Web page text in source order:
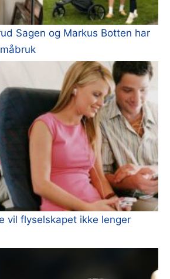
Sagen og Markus Botten har
vil flyselskapet ikke lenger